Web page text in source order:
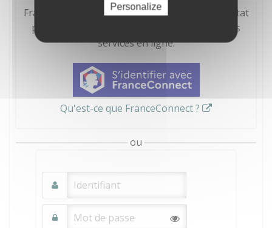
Personalize
FranceConnect est la solution proposée par l'Etat
pour sécuriser et simplifier la connexion à vos
services en ligne.
Qu'est-ce que FranceConnect ?
ou